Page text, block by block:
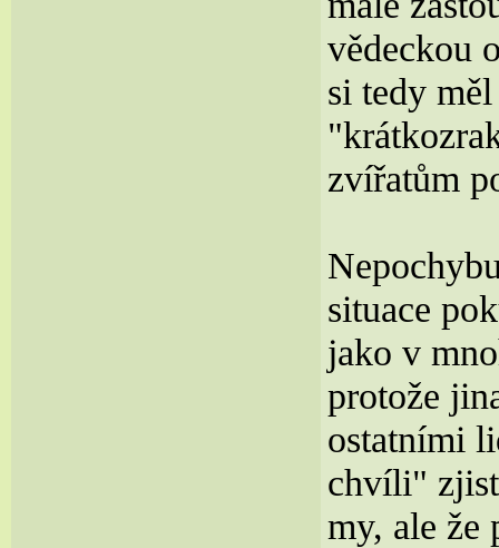
vědeckou
si tedy
zvířatům
situace
jako v
protože
ostatními
chvíli"
my, ale že